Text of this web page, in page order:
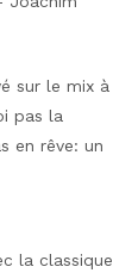
sur le mix à
pas la
en rêve: un
la classique